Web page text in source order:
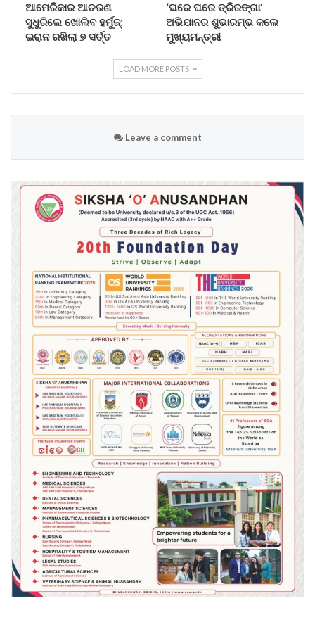
ଆମେରିକାର ଆଚରଣ
ସୁଧୁରିଲେ ଖୋଲିବ ହର୍ମୁଜ୍:
ଇରାନ ରଖିଲା ୭ ସର୍ତ୍ତ
‘ଘରେ ଘରେ ତ୍ରିରଙ୍ଗା’
ଅଭିଯାନର ଶୁଭାରମ୍ଭ କଲେ
ମୁଖ୍ୟମନ୍ତ୍ରୀ
LOAD MORE POSTS
Leave a comment